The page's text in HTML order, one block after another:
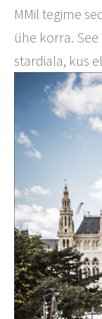
MMil tegime
ühe korra.
stardiala, kus